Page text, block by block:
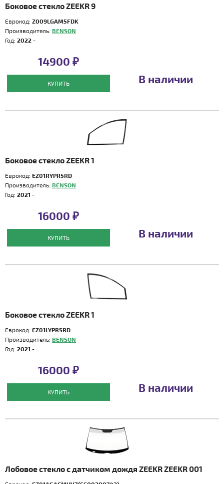
Боковое стекло ZEEKR 9
Еврокод: Z009LGAM5FDK
Производитель: BENSON
Год: 2022 -
14900 ₽
КУПИТЬ В наличии
Боковое стекло ZEEKR 1
Еврокод: EZ01RYPR5RD
Производитель: BENSON
Год: 2021 -
16000 ₽
КУПИТЬ В наличии
Боковое стекло ZEEKR 1
Еврокод: EZ01LYPR5RD
Производитель: BENSON
Год: 2021 -
16000 ₽
КУПИТЬ В наличии
Лобовое стекло с датчиком дождя ZEEKR ZEEKR 001